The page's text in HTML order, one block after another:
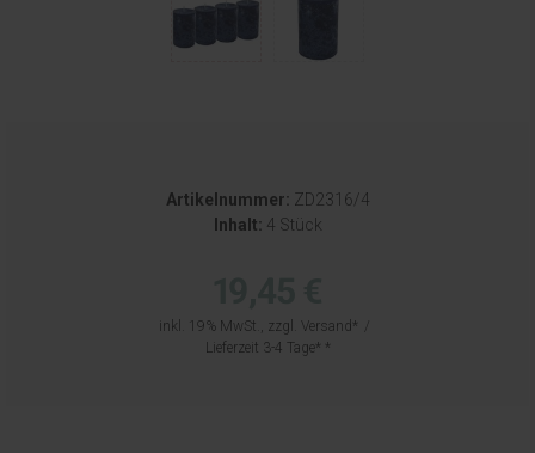
Artikelnummer: ZD2316/4
Inhalt: 4 Stück
inkl. 19% MwSt., zzgl. Versand
Lieferzeit 3-4 Tage*